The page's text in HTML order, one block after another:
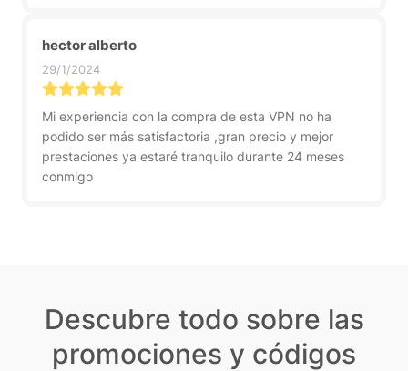
hector alberto
29/1/2024
Mi experiencia con la compra de esta VPN no ha
podido ser más satisfactoria ,gran precio y mejor
prestaciones ya estaré tranquilo durante 24 meses
conmigo
Descubre todo sobre las
promociones y códigos